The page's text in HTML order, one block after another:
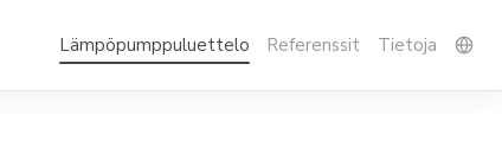
Lämpöpumppuluettelo Referenssit Tietoja